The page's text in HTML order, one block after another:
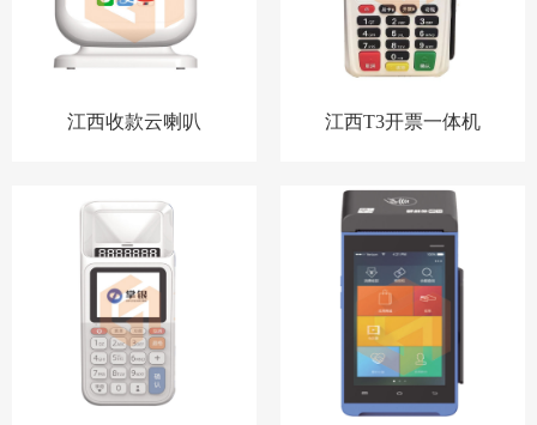
江西收款云喇叭 江西T3开票一体机